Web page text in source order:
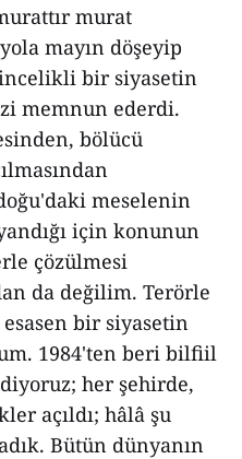
murat
mayın döşeyip
bir siyasetin
memnun ederdi.
bölücü
meselenin
için konunun
çözülmesi
da değilim. Terörle
bir siyasetin
1984'ten beri bilfiil
her şehirde,
açıldı; hâlâ şu
Bütün dünyanın